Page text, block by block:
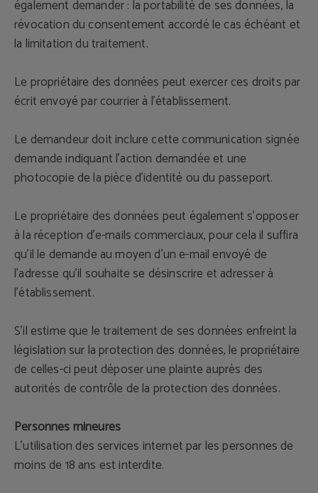
également demander : la portabilité de ses données, la
révocation du consentement accordé le cas échéant et
la limitation du traitement.
Le propriétaire des données peut exercer ces droits par
écrit envoyé par courrier à l'établissement.
Le demandeur doit inclure cette communication signée
demande indiquant l'action demandée et une
photocopie de la pièce d'identité ou du passeport.
Le propriétaire des données peut également s'opposer
à la réception d'e-mails commerciaux, pour cela il suffira
qu'il le demande au moyen d'un e-mail envoyé de
l'adresse qu'il souhaite se désinscrire et adresser à
l'établissement.
S'il estime que le traitement de ses données enfreint la
législation sur la protection des données, le propriétaire
de celles-ci peut déposer une plainte auprès des
autorités de contrôle de la protection des données.
Personnes mineures
L'utilisation des services internet par les personnes de
moins de 18 ans est interdite.